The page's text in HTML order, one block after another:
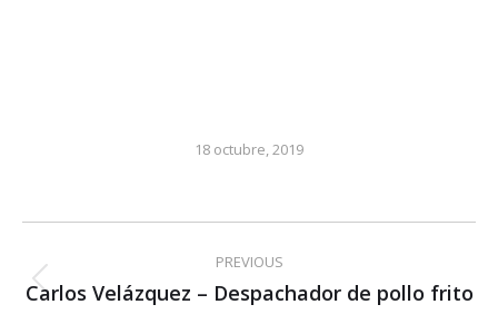
18 octubre, 2019
navigation
PREVIOUS
Previous
Carlos Velázquez – Despachador de pollo frito